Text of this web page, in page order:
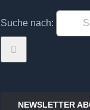
Suche nach:
NEWSLETTER